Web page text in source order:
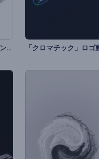
オンラインマーケティングやSEOプロモーション